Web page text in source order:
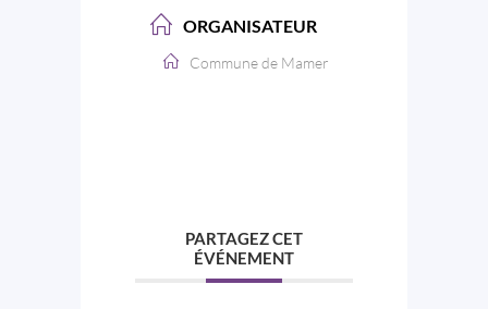
ORGANISATEUR
Commune de Mamer
PARTAGEZ CET
ÉVÉNEMENT